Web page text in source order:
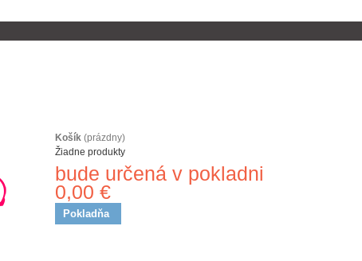
Košík (prázdny)
Žiadne produkty
bude určená v pokladni
0,00 €
Pokladňa